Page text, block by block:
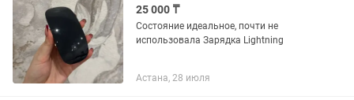
25 000 ₸
Состояние идеальное, почти не
использовала Зарядка Lightning
Астана, 28 июля